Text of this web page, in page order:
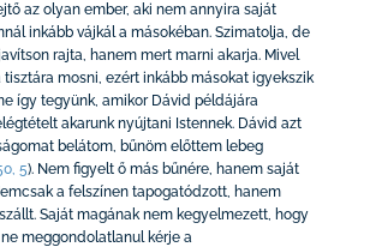
az olyan ember, aki nem annyira saját
inkább vájkál a másokéban. Szimatolja, de
rajta, hanem mert marni akarja. Mivel
mosni, ezért inkább másokat igyekszik
így tegyünk, amikor Dávid példájára
akarunk nyújtani Istennek. Dávid azt
belátom, bűnöm előttem lebeg
5). Nem figyelt ő más bűnére, hanem saját
a felszínen tapogatódzott, hanem
Saját magának nem kegyelmezett, hogy
meggondolatlanul kérje a